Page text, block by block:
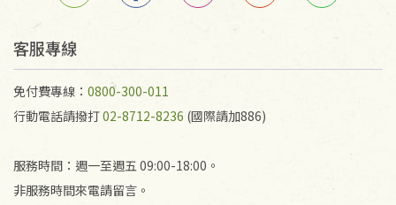
不接受退貨之手抄稿，為敬重法寶故，里仁網購無法
代為結緣處理等。 若需將手抄稿寄還給消費者，因而
產生的運費100元/箱將由消費者負擔。
客服專線
免付費專線： 0800-300-011
行動電話請撥打02-8712-8236 (國際請加886)
服務時間：週一至週五 09:00-18:00。
非服務時間來電請留言。